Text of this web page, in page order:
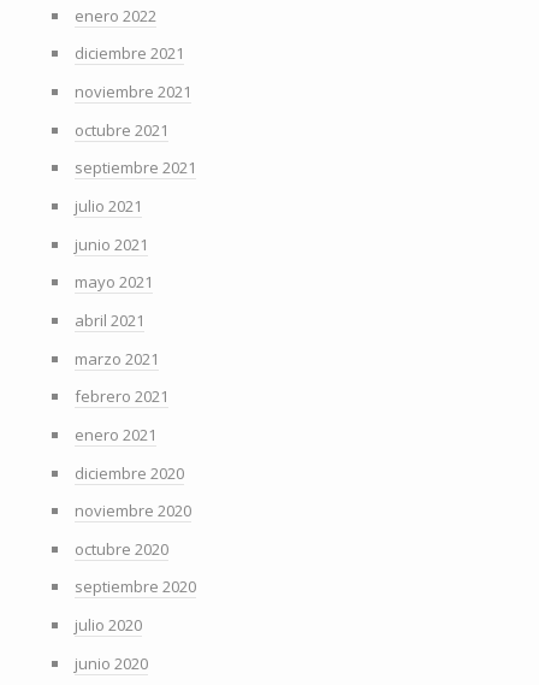
enero 2022
diciembre 2021
noviembre 2021
octubre 2021
septiembre 2021
julio 2021
junio 2021
mayo 2021
abril 2021
marzo 2021
febrero 2021
enero 2021
diciembre 2020
noviembre 2020
octubre 2020
septiembre 2020
julio 2020
junio 2020